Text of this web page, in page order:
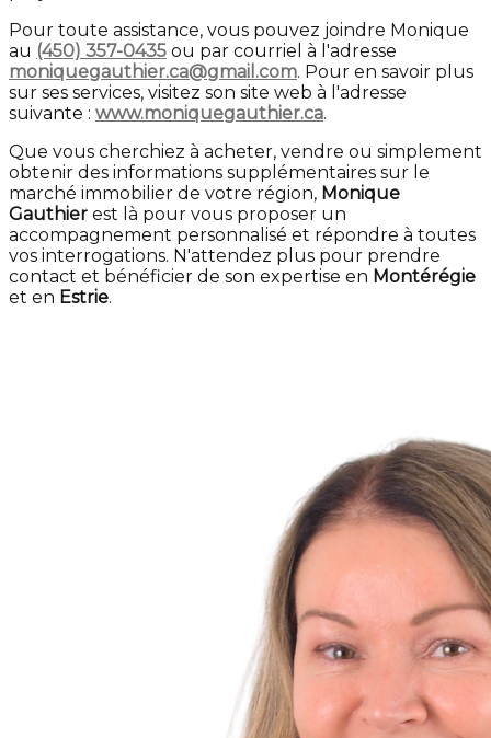
Pour toute assistance, vous pouvez joindre Monique
au (450) 357-0435 ou par courriel à l'adresse
moniquegauthier.ca@gmail.com. Pour en savoir plus
sur ses services, visitez son site web à l'adresse
suivante : www.moniquegauthier.ca.
Que vous cherchiez à acheter, vendre ou simplement
obtenir des informations supplémentaires sur le
marché immobilier de votre région, Monique
Gauthier est là pour vous proposer un
accompagnement personnalisé et répondre à toutes
vos interrogations. N'attendez plus pour prendre
contact et bénéficier de son expertise en Montérégie
et en Estrie.